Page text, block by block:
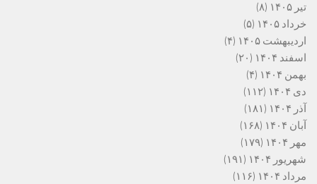
تیر ۱۴۰۵
(۸)
خرداد ۱۴۰۵
(۵)
اردیبهشت ۱۴۰۵
(۴)
اسفند ۱۴۰۴
(۲۰)
بهمن ۱۴۰۴
(۴)
دی ۱۴۰۴
(۱۱۲)
آذر ۱۴۰۴
(۱۸۱)
آبان ۱۴۰۴
(۱۶۸)
مهر ۱۴۰۴
(۱۷۹)
شهریور ۱۴۰۴
(۱۹۱)
مرداد ۱۴۰۴
(۱۱۶)